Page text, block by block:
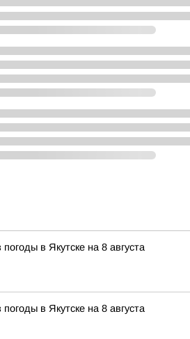
погоды в Якутске на 8 августа
погоды в Якутске на 8 августа